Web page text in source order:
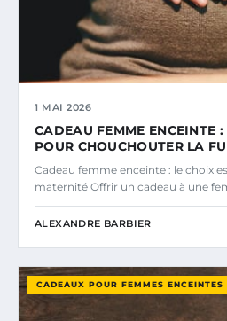
1 MAI 2026
CADEAU FEMME ENCEINTE
POUR CHOUCHOUTER LA
Cadeau femme enceinte : le choix
maternité Offrir un cadeau à une
ALEXANDRE BARBIER
CADEAUX POUR FEMMES ENCEINTES